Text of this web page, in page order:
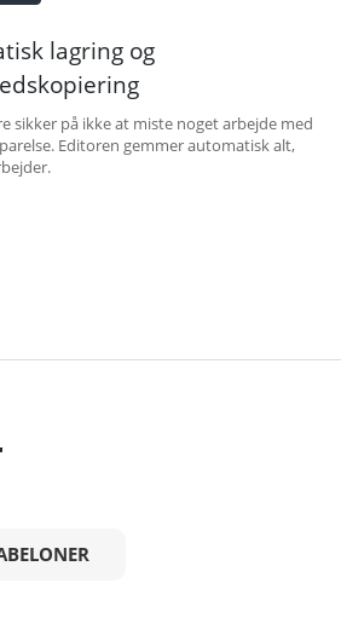
lagring og
sikker på ikke at miste noget arbejde med
Editoren gemmer automatisk alt,